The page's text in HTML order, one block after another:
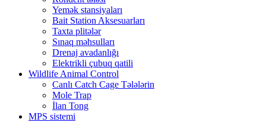
Yemək stansiyaları
Bait Station Aksesuarları
Taxta plitələr
Sınaq məhsulları
Drenaj avadanlığı
Elektrikli çubuq qatili
Wildlife Animal Control
Canlı Catch Cage Tələlərin
Mole Trap
İlan Tong
MPS sistemi